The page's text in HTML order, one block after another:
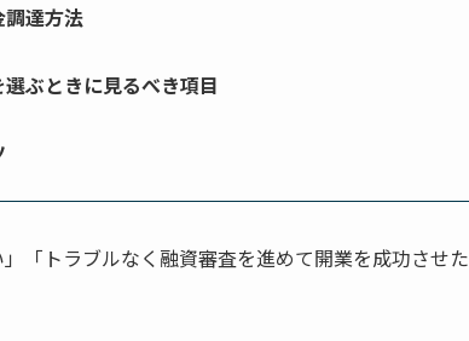
達方法
ぶときに見るべき項目
「トラブルなく融資審査を進めて開業を成功させた